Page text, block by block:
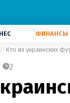
ФИНАНСЫ
Кто из украинских
2